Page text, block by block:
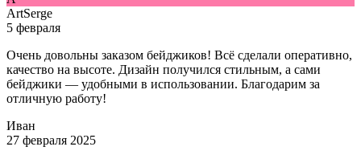
ArtSerge
5 февраля
Очень довольны заказом бейджиков! Всё сделали оперативно,
качество на высоте. Дизайн получился стильным, а сами
бейджики — удобными в использовании. Благодарим за
отличную работу!
Иван
27 февраля 2025